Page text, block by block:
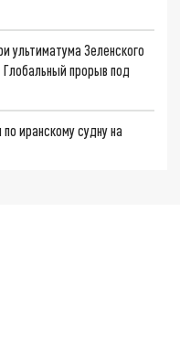
ультиматума Зеленского
прорыв под
иранскому судну на